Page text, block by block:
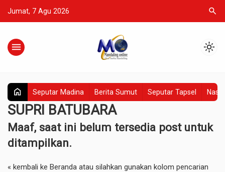
Jumat, 7 Agu 2026 search
menu light_mode
home Seputar Madina Berita Sumut Seputar Tapsel
SUPRI BATUBARA
Maaf, saat ini belum tersedia post untuk
ditampilkan.
« kembali ke Beranda atau silahkan gunakan kolom pencarian